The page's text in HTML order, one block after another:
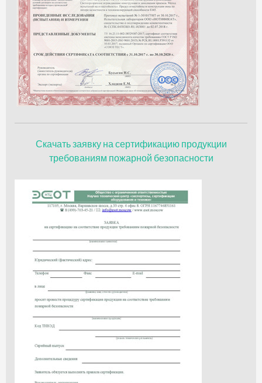
Скачать заявку на сертификацию продукции
требованиям пожарной безопасности